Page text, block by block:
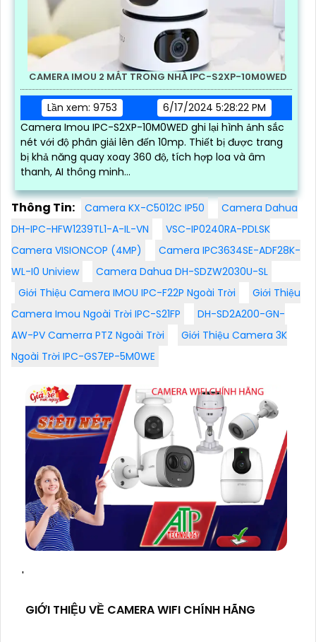
CAMERA IMOU 2 MẮT TRONG NHÀ IPC-S2XP-10M0WED
Lần xem: 9753
6/17/2024 5:28:22 PM
Camera Imou IPC-S2XP-10M0WED ghi lại hình ảnh sắc
nét với độ phân giải lên đến 10mp. Thiết bị được trang
bị khả năng quay xoay 360 độ, tích hợp loa và âm
thanh, AI thông minh...
Thông Tin: Camera KX-C5012C IP50
Camera Dahua
DH-IPC-HFW1239TL1-A-IL-VN
VSC-IP0240RA-PDLSK
Camera VISIONCOP (4MP)
Camera IPC3634SE-ADF28K-
WL-I0 Uniview
Camera Dahua DH-SDZW2030U-SL
Giới Thiệu Camera IMOU IPC-F22P Ngoài Trời
Giới Thiệu
Camera Imou Ngoài Trời IPC-S21FP
DH-SD2A200-GN-
AW-PV Camerra PTZ Ngoài Trời
Giới Thiệu Camera 3K
Ngoài Trời IPC-GS7EP-5M0WE
'
GIỚI THIỆU VỀ CAMERA WIFI CHÍNH HÃNG